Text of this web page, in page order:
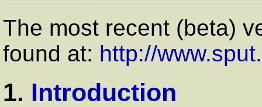
The most recent (beta)
found at: http://
1. Introduction